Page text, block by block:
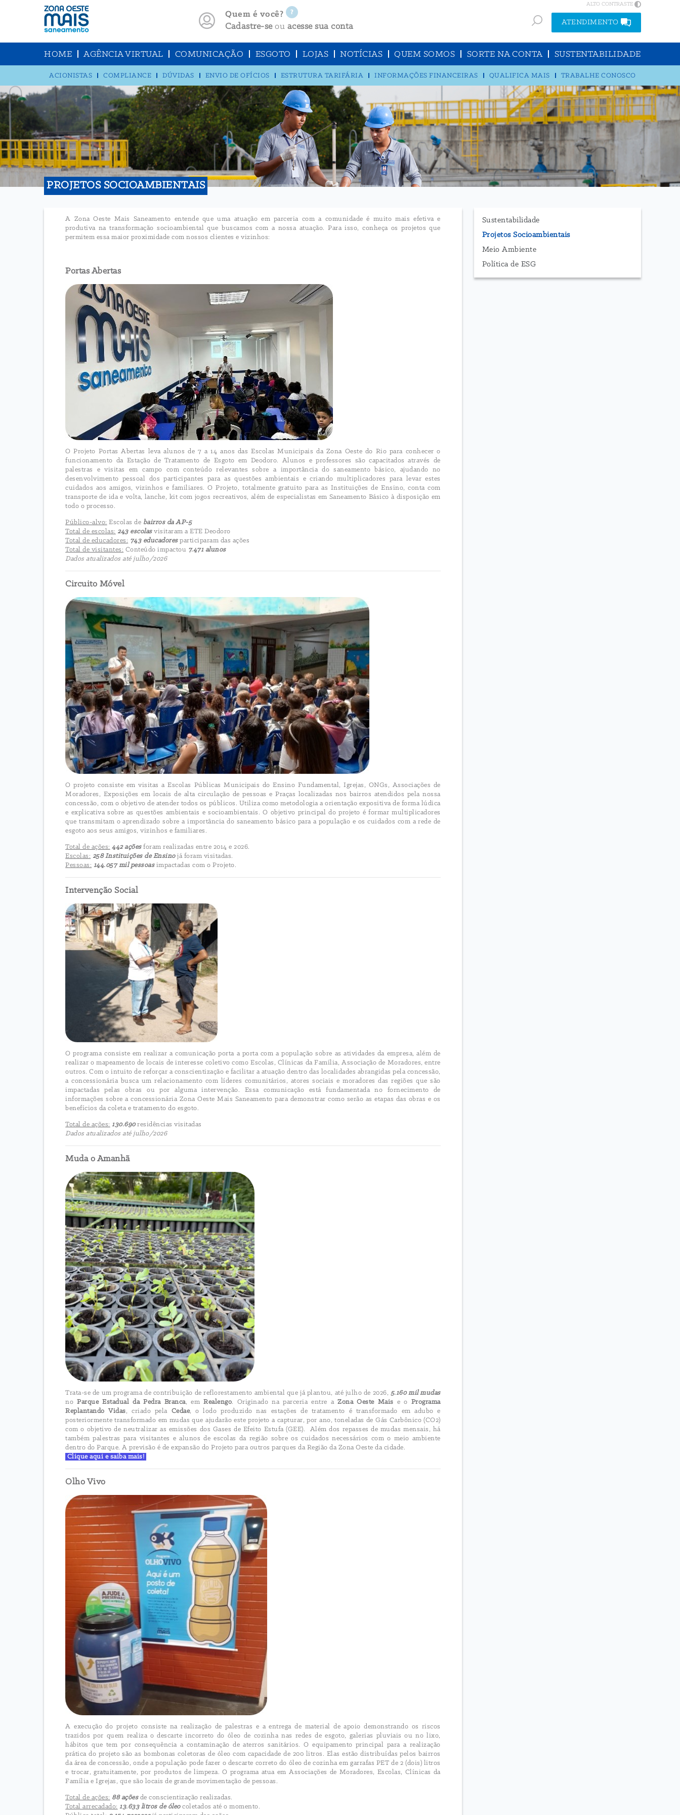
ALTO CONTRASTE
Quem é você?
Cadastre-seou acesse sua conta ATENDIMENTO
HOME AGÊNCIA VIRTUAL COMUNICAÇÃO ESGOTO LOJAS NOTÍCIAS QUEM SOMOS SORTE NA CONTA SUSTENTABILIDADE
ACIONISTAS COMPLIANCE DÚVIDAS ENVIO DE OFÍCIOS ESTRUTURA TARIFÁRIA INFORMAÇÕES FINANCEIRAS QUALIFICA MAIS TRABALHE CONOSCO
PROJETOS SOCIOAMBIENTAIS
A Zona Oeste Mais Saneamento entende que uma atuação em parceria com a comunidade é muito mais efetiva e
produtiva na transformação socioambiental que buscamos com a nossa atuação. Para isso, conheça os projetos que
permitem essa maior proximidade com nossos clientes e vizinhos:
Portas Abertas
O Projeto Portas Abertas leva alunos de 7 a 14 anos das Escolas Municipais da Zona Oeste do Rio para conhecer o
funcionamento da Estação de Tratamento de Esgoto em Deodoro. Alunos e professores são capacitados através de
palestras e visitas em campo com conteúdo relevantes sobre a importância do saneamento básico, ajudando no
desenvolvimento pessoal dos participantes para as questões ambientais e criando multiplicadores para levar estes
cuidados aos amigos, vizinhos e familiares. O Projeto, totalmente gratuito para as Instituições de Ensino, conta com
transporte de ida e volta, lanche, kit com jogos recreativos, além de especialistas em Saneamento Básico à disposição em
todo o processo.
Público-alvo: Escolas de bairros da AP-5
Total de escolas: 243 escolasvisitaram a ETE Deodoro
Total de educadores: 743 educadoresparticiparam das ações
Total de visitantes: Conteúdo impactou 7.471 alunos
Dados atualizados até julho/2026
Circuito Móvel
O projeto consiste em visitas a Escolas Públicas Municipais do Ensino Fundamental, Igrejas, ONGs, Associações de
Moradores, Exposições em locais de alta circulação de pessoas e Praças localizadas nos bairros atendidos pela nossa
concessão, com o objetivo de atender todos os públicos. Utiliza como metodologia a orientação expositiva de forma lúdica
e explicativa sobre as questões ambientais e socioambientais. O objetivo principal do projeto é formar multiplicadores
que transmitam o aprendizado sobre a importância do saneamento básico para a população e os cuidados com a rede de
esgoto aos seus amigos, vizinhos e familiares.
Total de ações: 442 açõesforam realizadas entre 2014 e 2026.
Escolas: 258 Instituições de Ensinojá foram visitadas.
Pessoas: 144.057 mil pessoasimpactadas com o Projeto.
Intervenção Social
O programa consiste em realizar a comunicação porta a porta com a população sobre as atividades da empresa, além de
realizar o mapeamento de locais de interesse coletivo como Escolas, Clínicas da Família, Associação de Moradores, entre
outros. Com o intuito de reforçar a conscientização e facilitar a atuação dentro das localidades abrangidas pela concessão,
a concessionária busca um relacionamento com líderes comunitários, atores sociais e moradores das regiões que são
impactadas pelas obras ou por alguma intervenção. Essa comunicação está fundamentada no fornecimento de
informações sobre a concessionária Zona Oeste Mais Saneamento para demonstrar como serão as etapas das obras e os
benefícios da coleta e tratamento do esgoto.
Total de ações: 130.690residências visitadas
Dados atualizados até julho/2026
Muda o Amanhã
Trata-se de um programa de contribuição de reflorestamento ambiental que já plantou, até julho de 2026, 5.160 mil mudas
noParque Estadual da Pedra Branca, emRealengo. Originado na parceria entre aZona Oeste Mais e o Programa
Replantando Vidas, criado pela Cedae, o lodo produzido nas estações de tratamento é transformado em adubo e
posteriormente transformado em mudas que ajudarão este projeto a capturar, por ano, toneladas de Gás Carbônico (CO2)
com o objetivo de neutralizar as emissões dos Gases de Efeito Estufa (GEE). Além dos repasses de mudas mensais, há
também palestras para visitantes e alunos de escolas da região sobre os cuidados necessários com o meio ambiente
dentro do Parque. A previsão é de expansão do Projeto para outros parques da Região da Zona Oeste da cidade.
Clique aqui e saiba mais!
Olho Vivo
A execução do projeto consiste na realização de palestras e a entrega de material de apoio demonstrando os riscos
trazidos por quem realiza o descarte incorreto do óleo de cozinha nas redes de esgoto, galerias pluviais ou no lixo,
hábitos que tem por consequência a contaminação de aterros sanitários. O equipamento principal para a realização
prática do projeto são as bombonas coletoras de óleo com capacidade de 200 litros. Elas estão distribuídas pelos bairros
da área de concessão, onde a população pode fazer o descarte correto do óleo de cozinha em garrafas PET de 2 (dois) litros
e trocar, gratuitamente, por produtos de limpeza. O programa atua em Associações de Moradores, Escolas, Clínicas da
Família e Igrejas, que são locais de grande movimentação de pessoas.
Total de ações: 88 açõesde conscientização realizadas.
Total arrecadado: 13.633 litros de óleocoletados até o momento.
Sustentabilidade
Projetos Socioambientais
Meio Ambiente
Política de ESG